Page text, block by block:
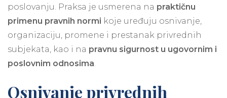
poslovanju. Praksa je usmerena na praktičnu
primenu pravnih normi koje uređuju osnivanje,
organizaciju, promene i prestanak privrednih
subjekata, kao i na pravnu sigurnost u ugovornim i
poslovnim odnosima.
Osnivanje privrednih